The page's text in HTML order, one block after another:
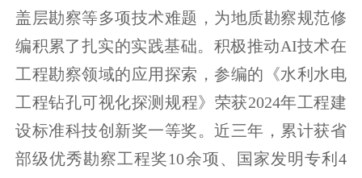
盖层勘察等多项技术难题，为地质勘察规范修
编积累了扎实的实践基础。积极推动AI技术在
工程勘察领域的应用探索，参编的《水利水电
工程钻孔可视化探测规程》荣获2024年工程建
设标准科技创新奖一等奖。近三年，累计获省
部级优秀勘察工程奖10余项、国家发明专利4